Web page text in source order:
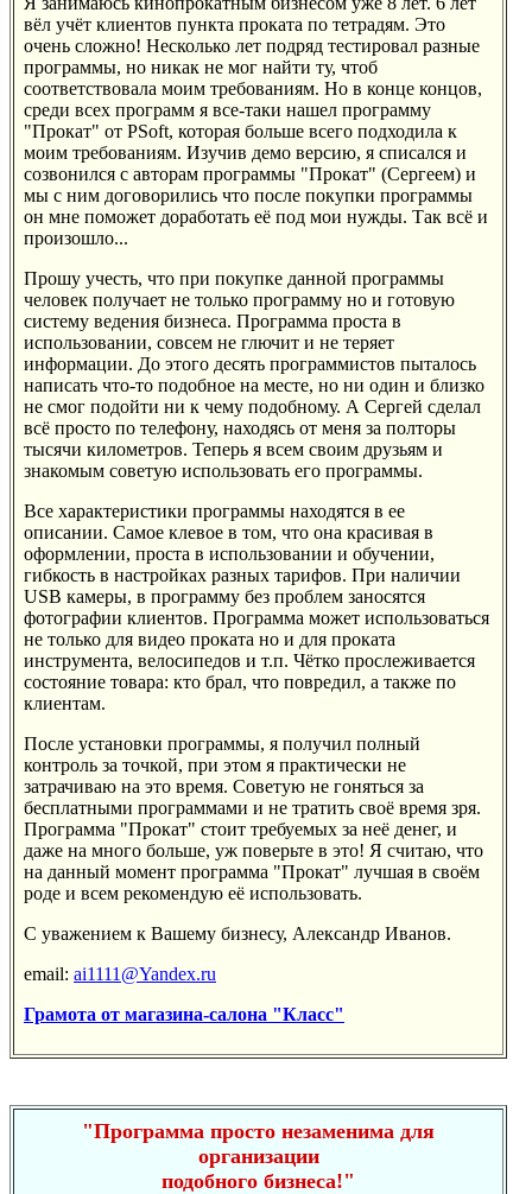
вёл учёт клиентов пункта проката по тетрадям. Это
очень сложно! Несколько лет подряд тестировал разные
программы, но никак не мог найти ту, чтоб
соответствовала моим требованиям. Но в конце концов,
среди всех программ я все-таки нашел программу
"Прокат" от PSoft, которая больше всего подходила к
моим требованиям. Изучив демо версию, я списался и
созвонился с авторам программы "Прокат" (Сергеем) и
мы с ним договорились что после покупки программы
он мне поможет доработать её под мои нужды. Так всё и
произошло...
Прошу учесть, что при покупке данной программы
человек получает не только программу но и готовую
систему ведения бизнеса. Программа проста в
использовании, совсем не глючит и не теряет
информации. До этого десять программистов пыталось
написать что-то подобное на месте, но ни один и близко
не смог подойти ни к чему подобному. А Сергей сделал
всё просто по телефону, находясь от меня за полторы
тысячи километров. Теперь я всем своим друзьям и
знакомым советую использовать его программы.
Все характеристики программы находятся в ее
описании. Самое клевое в том, что она красивая в
оформлении, проста в использовании и обучении,
гибкость в настройках разных тарифов. При наличии
USB камеры, в программу без проблем заносятся
фотографии клиентов. Программа может использоваться
не только для видео проката но и для проката
инструмента, велосипедов и т.п. Чётко прослеживается
состояние товара: кто брал, что повредил, а также по
клиентам.
После установки программы, я получил полный
контроль за точкой, при этом я практически не
затрачиваю на это время. Советую не гоняться за
бесплатными программами и не тратить своё время зря.
Программа "Прокат" стоит требуемых за неё денег, и
даже на много больше, уж поверьте в это! Я считаю, что
на данный момент программа "Прокат" лучшая в своём
роде и всем рекомендую её использовать.
С уважением к Вашему бизнесу, Александр Иванов.
email: ai1111@Yandex.ru
Грамота от магазина-салона "Класс"
"Программа просто незаменима для
организации
подобного бизнеса!"